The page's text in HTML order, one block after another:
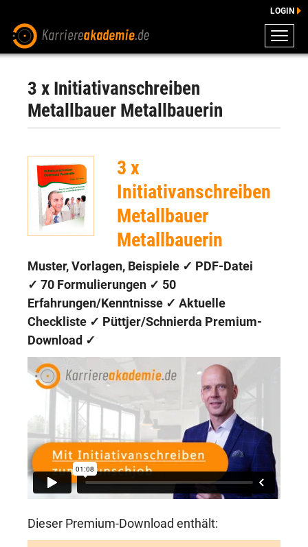
DOWNLOADS
ENGLISCHE DOWNLOADS
BERATUNG
LOGIN
3 x Initiativanschreiben
Metallbauer Metallbauerin
3 x
Initiativanschreiben
Metallbauer
Metallbauerin
Muster, Vorlagen, Beispiele ✓ PDF-Datei
✓ 70 Formulierungen ✓ 50
Erfahrungen/Kenntnisse ✓ Aktuelle
Checkliste ✓ Püttjer/Schnierda Premium-
Download ✓
Dieser Premium-Download enthält: